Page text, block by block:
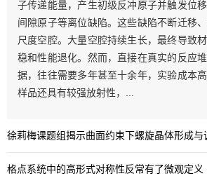
子传递能量，产生初级反冲原子并触发位
间隙原子等离位缺陷。这些缺陷不断迁移
尺度空腔。大量空腔持续生长，最终导致
稳和性能退化。然而，直接在真实的反应
据，往往需要多年甚至十余年，实验成本
样品还具有较强放射性，...
格点系统中的高形式对称性反常有了微观定义